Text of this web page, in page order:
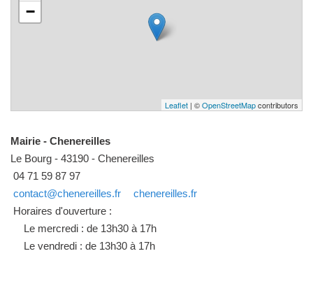
−
Leaflet | ©OpenStreetMapcontributors
Mairie - Chenereilles
Le Bourg - 43190 - Chenereilles
04 71 59 87 97
contact@chenereilles.fr
chenereilles.fr
Horaires d'ouverture :
Le mercredi : de 13h30 à 17h
Le vendredi : de 13h30 à 17h